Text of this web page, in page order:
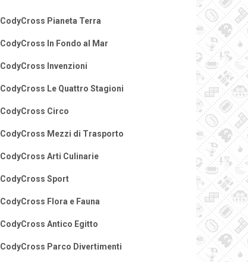
CodyCross Pianeta Terra
CodyCross In Fondo al Mar
CodyCross Invenzioni
CodyCross Le Quattro Stagioni
CodyCross Circo
CodyCross Mezzi di Trasporto
CodyCross Arti Culinarie
CodyCross Sport
CodyCross Flora e Fauna
CodyCross Antico Egitto
CodyCross Parco Divertimenti